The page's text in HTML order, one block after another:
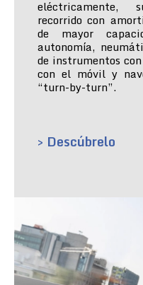
eléctricamente,
recorrido con
de mayor
autonomía,
de instrumentos
con el móvil y
“turn-by-turn”.
> Descúbrelo